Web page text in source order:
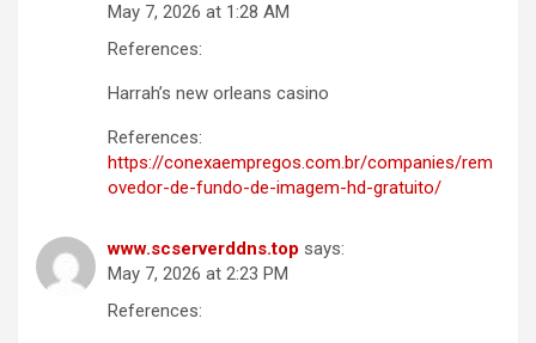
May 7, 2026 at 1:28 AM
References:
Harrah’s new orleans casino
References:
https://conexaempregos.com.br/companies/rem
ovedor-de-fundo-de-imagem-hd-gratuito/
www.scserverddns.top says:
May 7, 2026 at 2:23 PM
References: